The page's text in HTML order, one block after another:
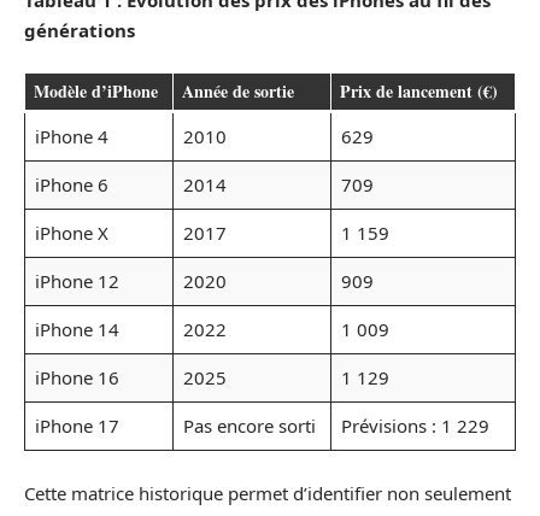
générations
Modèle d’iPhone Année de sortie Prix de lancement (€)
iPhone 4 2010
629
iPhone 6
2014
709
iPhone X
2017
1 159
iPhone 12
2020
909
iPhone 14
2022
1 009
iPhone 16
2025
1 129
iPhone 17
Pas encore sorti Prévisions : 1 229
Cette matrice historique permet d’identifier non seulement